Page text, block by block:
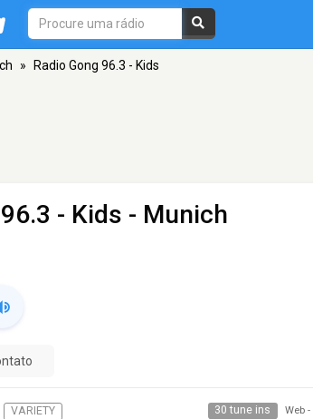
» Radio Gong 96.3 - Kids
- Kids - Munich
VARIETY 30 tune ins Web -